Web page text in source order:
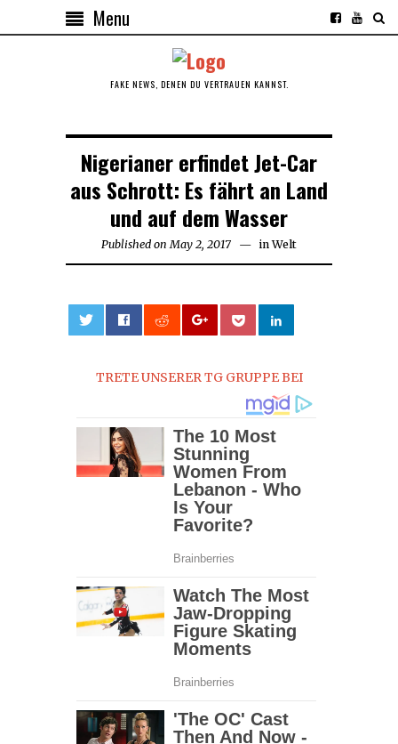
Menu
FAKE NEWS, DENEN DU VERTRAUEN KANNST.
Nigerianer erfindet Jet-Car
aus Schrott: Es fährt an Land
und auf dem Wasser
Published on May 2, 2017 in Welt
TRETE UNSERER TG GRUPPE BEI